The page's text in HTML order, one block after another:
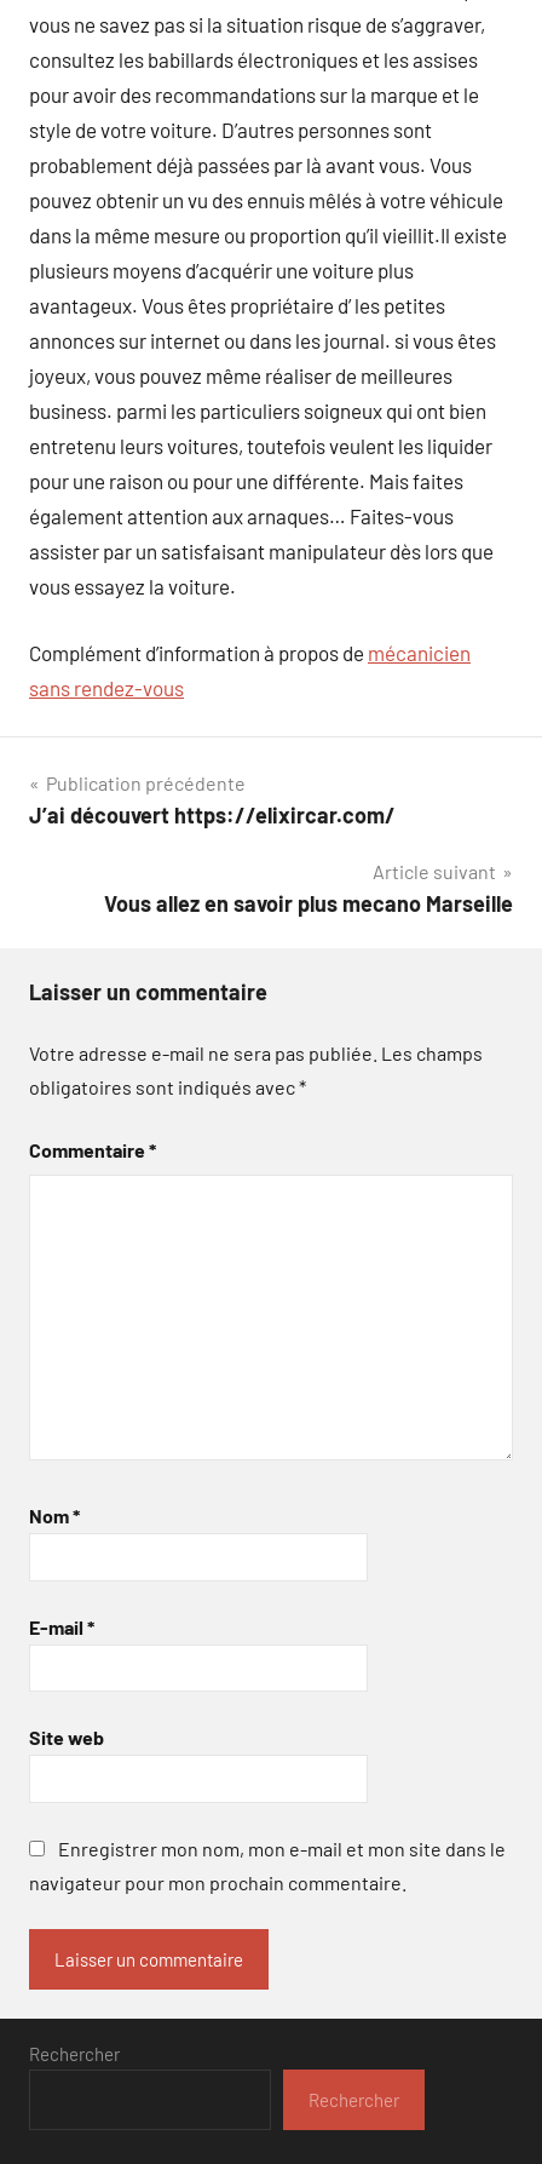
vous ne savez pas si la situation risque de s’aggraver,
consultez les babillards électroniques et les assises
pour avoir des recommandations sur la marque et le
style de votre voiture. D’autres personnes sont
probablement déjà passées par là avant vous. Vous
pouvez obtenir un vu des ennuis mêlés à votre véhicule
dans la même mesure ou proportion qu’il vieillit.Il existe
plusieurs moyens d’acquérir une voiture plus
avantageux. Vous êtes propriétaire d’ les petites
annonces sur internet ou dans les journal. si vous êtes
joyeux, vous pouvez même réaliser de meilleures
business. parmi les particuliers soigneux qui ont bien
entretenu leurs voitures, toutefois veulent les liquider
pour une raison ou pour une différente. Mais faites
également attention aux arnaques… Faites-vous
assister par un satisfaisant manipulateur dès lors que
vous essayez la voiture.
Complément d’information à propos de mécanicien
sans rendez-vous
Navigation
de
Publication précédente
J’ai découvert https://elixircar.com/
Article suivant
Vous allez en savoir plus mecano Marseille
Laisser un commentaire
Votre adresse e-mail ne sera pas publiée. Les champs
obligatoires sont indiqués avec*
Commentaire*
Nom*
E-mail *
Site web
Enregistrer mon nom, mon e-mail et mon site dans le
navigateur pour mon prochain commentaire.
Rechercher
Rechercher